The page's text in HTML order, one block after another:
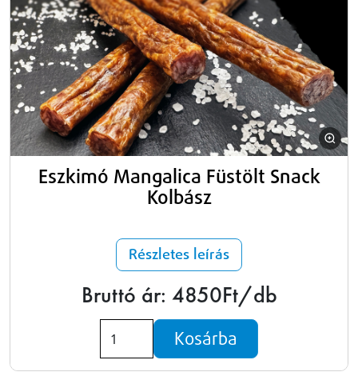
Eszkimó Mangalica Füstölt Snack
Kolbász
Részletes leírás
Bruttó ár: 4850Ft/db
Kosárba